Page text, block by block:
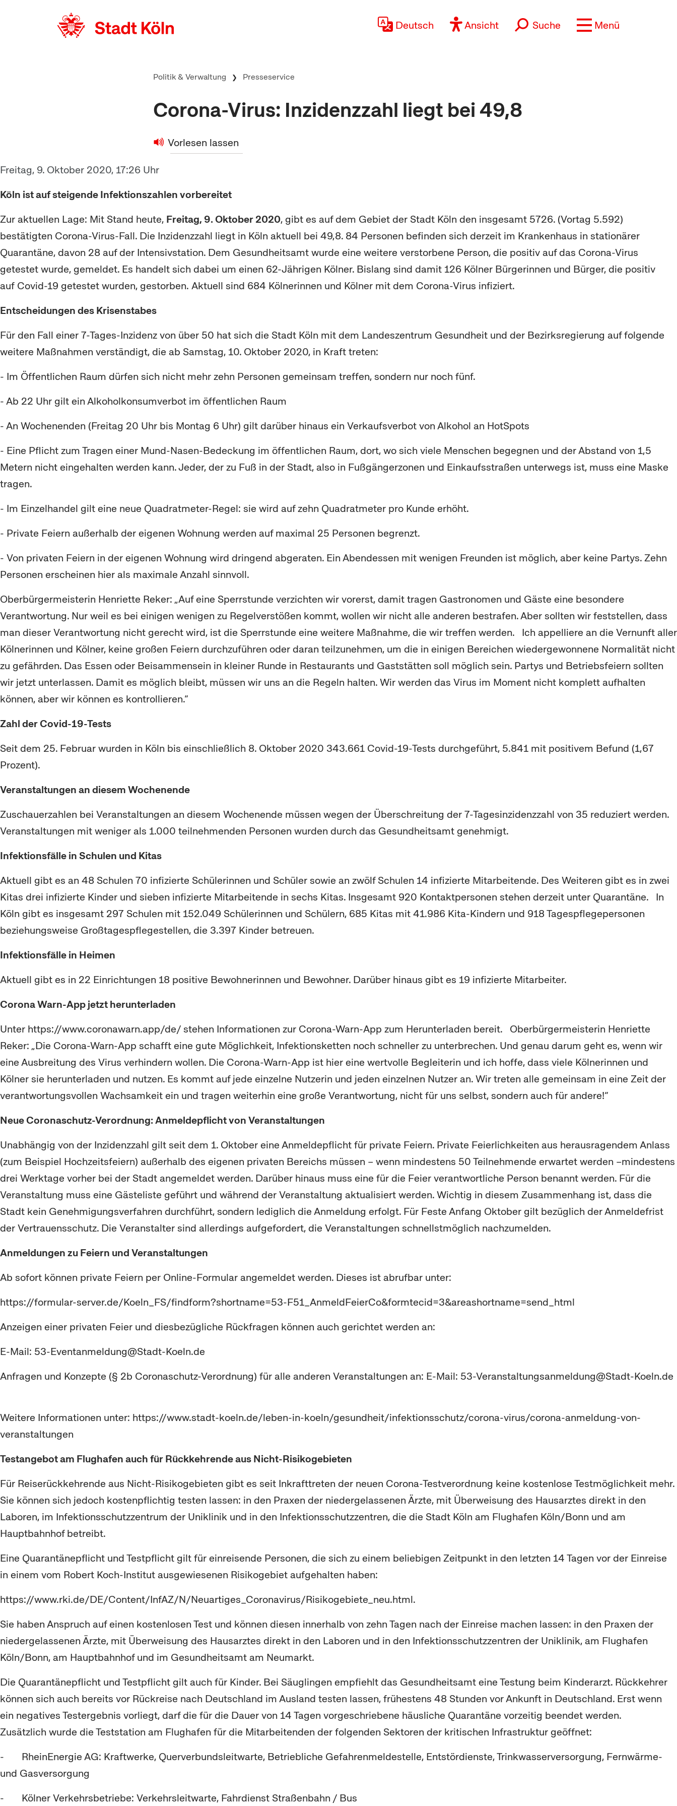
Deutsch
Ansicht Suche Menü
Politik & Verwaltung Presseservice
Corona-Virus: Inzidenzzahl liegt bei 49,8
Vorlesen lassen
Freitag, 9. Oktober 2020, 17:26 Uhr
Köln ist auf steigende Infektionszahlen vorbereitet
Zur aktuellen Lage: Mit Stand heute, Freitag, 9. Oktober 2020, gibt es auf dem Gebiet der Stadt Köln den insgesamt 5726. (Vortag 5.592)
bestätigten Corona-Virus-Fall. Die Inzidenzzahl liegt in Köln aktuell bei 49,8. 84 Personen befinden sich derzeit im Krankenhaus in stationärer
Quarantäne, davon 28 auf der Intensivstation. Dem Gesundheitsamt wurde eine weitere verstorbene Person, die positiv auf das Corona-Virus
getestet wurde, gemeldet. Es handelt sich dabei um einen 62-Jährigen Kölner. Bislang sind damit 126 Kölner Bürgerinnen und Bürger, die positiv
auf Covid-19 getestet wurden, gestorben. Aktuell sind 684 Kölnerinnen und Kölner mit dem Corona-Virus infiziert.
Entscheidungen des Krisenstabes
Für den Fall einer 7-Tages-Inzidenz von über 50 hat sich die Stadt Köln mit dem Landeszentrum Gesundheit und der Bezirksregierung auf folgende
weitere Maßnahmen verständigt, die ab Samstag, 10. Oktober 2020, in Kraft treten:
- Im Öffentlichen Raum dürfen sich nicht mehr zehn Personen gemeinsam treffen, sondern nur noch fünf.
- Ab 22 Uhr gilt ein Alkoholkonsumverbot im öffentlichen Raum
- An Wochenenden (Freitag 20 Uhr bis Montag 6 Uhr) gilt darüber hinaus ein Verkaufsverbot von Alkohol an HotSpots
- Eine Pflicht zum Tragen einer Mund-Nasen-Bedeckung im öffentlichen Raum, dort, wo sich viele Menschen begegnen und der Abstand von 1,5
Metern nicht eingehalten werden kann. Jeder, der zu Fuß in der Stadt, also in Fußgängerzonen und Einkaufsstraßen unterwegs ist, muss eine Maske
tragen.
- Im Einzelhandel gilt eine neue Quadratmeter-Regel: sie wird auf zehn Quadratmeter pro Kunde erhöht.
- Private Feiern außerhalb der eigenen Wohnung werden auf maximal 25 Personen begrenzt.
- Von privaten Feiern in der eigenen Wohnung wird dringend abgeraten. Ein Abendessen mit wenigen Freunden ist möglich, aber keine Partys. Zehn
Personen erscheinen hier als maximale Anzahl sinnvoll.
Oberbürgermeisterin Henriette Reker: „Auf eine Sperrstunde verzichten wir vorerst, damit tragen Gastronomen und Gäste eine besondere
Verantwortung. Nur weil es bei einigen wenigen zu Regelverstößen kommt, wollen wir nicht alle anderen bestrafen. Aber sollten wir feststellen, dass
man dieser Verantwortung nicht gerecht wird, ist die Sperrstunde eine weitere Maßnahme, die wir treffen werden. Ich appelliere an die Vernunft aller
Kölnerinnen und Kölner, keine großen Feiern durchzuführen oder daran teilzunehmen, um die in einigen Bereichen wiedergewonnene Normalität nicht
zu gefährden. Das Essen oder Beisammensein in kleiner Runde in Restaurants und Gaststätten soll möglich sein. Partys und Betriebsfeiern sollten
wir jetzt unterlassen. Damit es möglich bleibt, müssen wir uns an die Regeln halten. Wir werden das Virus im Moment nicht komplett aufhalten
können, aber wir können es kontrollieren.“
Zahl der Covid-19-Tests
Seit dem 25. Februar wurden in Köln bis einschließlich 8. Oktober 2020 343.661 Covid-19-Tests durchgeführt, 5.841 mit positivem Befund (1,67
Prozent).
Veranstaltungen an diesem Wochenende
Zuschauerzahlen bei Veranstaltungen an diesem Wochenende müssen wegen der Überschreitung der 7-Tagesinzidenzzahl von 35 reduziert werden.
Veranstaltungen mit weniger als 1.000 teilnehmenden Personen wurden durch das Gesundheitsamt genehmigt.
Infektionsfälle in Schulen und Kitas
Aktuell gibt es an 48 Schulen 70 infizierte Schülerinnen und Schüler sowie an zwölf Schulen 14 infizierte Mitarbeitende. Des Weiteren gibt es in zwei
Kitas drei infizierte Kinder und sieben infizierte Mitarbeitende in sechs Kitas. Insgesamt 920 Kontaktpersonen stehen derzeit unter Quarantäne. In
Köln gibt es insgesamt 297 Schulen mit 152.049 Schülerinnen und Schülern, 685 Kitas mit 41.986 Kita-Kindern und 918 Tagespflegepersonen
beziehungsweise Großtagespflegestellen, die 3.397 Kinder betreuen.
Infektionsfälle in Heimen
Aktuell gibt es in 22 Einrichtungen 18 positive Bewohnerinnen und Bewohner. Darüber hinaus gibt es 19 infizierte Mitarbeiter.
Corona Warn-App jetzt herunterladen
Unter https://www.coronawarn.app/de/ stehen Informationen zur Corona-Warn-App zum Herunterladen bereit. Oberbürgermeisterin Henriette
Reker: „Die Corona-Warn-App schafft eine gute Möglichkeit, Infektionsketten noch schneller zu unterbrechen. Und genau darum geht es, wenn wir
eine Ausbreitung des Virus verhindern wollen. Die Corona-Warn-App ist hier eine wertvolle Begleiterin und ich hoffe, dass viele Kölnerinnen und
Kölner sie herunterladen und nutzen. Es kommt auf jede einzelne Nutzerin und jeden einzelnen Nutzer an. Wir treten alle gemeinsam in eine Zeit der
verantwortungsvollen Wachsamkeit ein und tragen weiterhin eine große Verantwortung, nicht für uns selbst, sondern auch für andere!“
Neue Coronaschutz-Verordnung: Anmeldepflicht von Veranstaltungen
Unabhängig von der Inzidenzzahl gilt seit dem 1. Oktober eine Anmeldepflicht für private Feiern. Private Feierlichkeiten aus herausragendem Anlass
(zum Beispiel Hochzeitsfeiern) außerhalb des eigenen privaten Bereichs müssen – wenn mindestens 50 Teilnehmende erwartet werden –mindestens
drei Werktage vorher bei der Stadt angemeldet werden. Darüber hinaus muss eine für die Feier verantwortliche Person benannt werden. Für die
Veranstaltung muss eine Gästeliste geführt und während der Veranstaltung aktualisiert werden. Wichtig in diesem Zusammenhang ist, dass die
Stadt kein Genehmigungsverfahren durchführt, sondern lediglich die Anmeldung erfolgt. Für Feste Anfang Oktober gilt bezüglich der Anmeldefrist
der Vertrauensschutz. Die Veranstalter sind allerdings aufgefordert, die Veranstaltungen schnellstmöglich nachzumelden.
Anmeldungen zu Feiern und Veranstaltungen
Ab sofort können private Feiern per Online-Formular angemeldet werden. Dieses ist abrufbar unter:
https://formular-server.de/Koeln_FS/findform?shortname=53-F51_AnmeldFeierCo&formtecid=3&areashortname=send_html
Anzeigen einer privaten Feier und diesbezügliche Rückfragen können auch gerichtet werden an:
E-Mail: 53-Eventanmeldung@Stadt-Koeln.de
Anfragen und Konzepte (§ 2b Coronaschutz-Verordnung) für alle anderen Veranstaltungen an: E-Mail: 53-Veranstaltungsanmeldung@Stadt-Koeln.de
Weitere Informationen unter: https://www.stadt-koeln.de/leben-in-koeln/gesundheit/infektionsschutz/corona-virus/corona-anmeldung-von-
veranstaltungen
Testangebot am Flughafen auch für Rückkehrende aus Nicht-Risikogebieten
Für Reiserückkehrende aus Nicht-Risikogebieten gibt es seit Inkrafttreten der neuen Corona-Testverordnung keine kostenlose Testmöglichkeit mehr.
Sie können sich jedoch kostenpflichtig testen lassen: in den Praxen der niedergelassenen Ärzte, mit Überweisung des Hausarztes direkt in den
Laboren, im Infektionsschutzzentrum der Uniklinik und in den Infektionsschutzzentren, die die Stadt Köln am Flughafen Köln/Bonn und am
Hauptbahnhof betreibt.
Eine Quarantänepflicht und Testpflicht gilt für einreisende Personen, die sich zu einem beliebigen Zeitpunkt in den letzten 14 Tagen vor der Einreise
in einem vom Robert Koch-Institut ausgewiesenen Risikogebiet aufgehalten haben:
https://www.rki.de/DE/Content/InfAZ/N/Neuartiges_Coronavirus/Risikogebiete_neu.html.
Sie haben Anspruch auf einen kostenlosen Test und können diesen innerhalb von zehn Tagen nach der Einreise machen lassen: in den Praxen der
niedergelassenen Ärzte, mit Überweisung des Hausarztes direkt in den Laboren und in den Infektionsschutzzentren der Uniklinik, am Flughafen
Köln/Bonn, am Hauptbahnhof und im Gesundheitsamt am Neumarkt.
Die Quarantänepflicht und Testpflicht gilt auch für Kinder. Bei Säuglingen empfiehlt das Gesundheitsamt eine Testung beim Kinderarzt. Rückkehrer
können sich auch bereits vor Rückreise nach Deutschland im Ausland testen lassen, frühestens 48 Stunden vor Ankunft in Deutschland. Erst wenn
ein negatives Testergebnis vorliegt, darf die für die Dauer von 14 Tagen vorgeschriebene häusliche Quarantäne vorzeitig beendet werden.
Zusätzlich wurde die Teststation am Flughafen für die Mitarbeitenden der folgenden Sektoren der kritischen Infrastruktur geöffnet:
- RheinEnergie AG: Kraftwerke, Querverbundsleitwarte, Betriebliche Gefahrenmeldestelle, Entstördienste, Trinkwasserversorgung, Fernwärme-
und Gasversorgung
- Kölner Verkehrsbetriebe: Verkehrsleitwarte, Fahrdienst Straßenbahn / Bus